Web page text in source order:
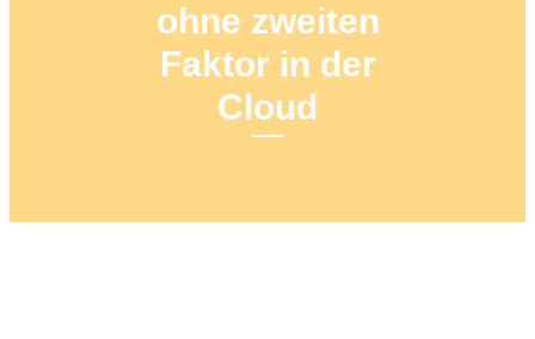
ohne zweiten
Faktor in der
Cloud